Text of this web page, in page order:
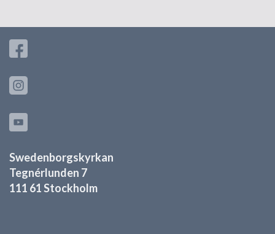
Swedenborgskyrkan
Tegnérlunden 7
111 61 Stockholm